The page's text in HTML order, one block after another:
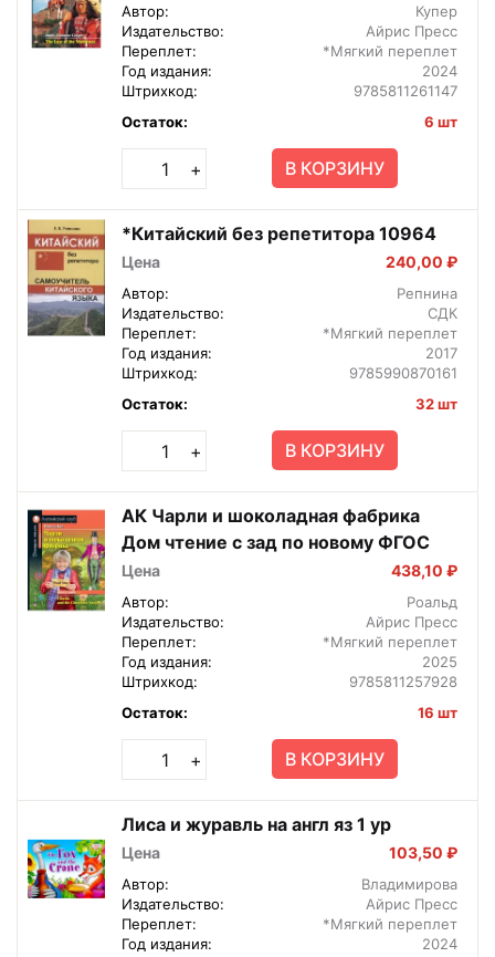
Автор:
Купер
Издательство:
Айрис Пресс
Переплет:
*Мягкий переплет
Год издания:
2024
Штрихкод:
9785811261147
Остаток:
6 шт
+ В КОРЗИНУ
*Китайский без репетитора 10964
Цена 240,00 ₽
Автор:
Репнина
Издательство:
СДК
Переплет:
*Мягкий переплет
Год издания:
2017
Штрихкод:
9785990870161
Остаток:
32 шт
+ В КОРЗИНУ
АК Чарли и шоколадная фабрика
Дом чтение с зад по новому ФГОС
Цена 438,10 ₽
Автор:
Роальд
Издательство:
Айрис Пресс
Переплет:
*Мягкий переплет
Год издания:
2025
Штрихкод:
9785811257928
Остаток:
16 шт
+ В КОРЗИНУ
Лиса и журавль на англ яз 1 ур
Цена 103,50 ₽
Автор:
Владимирова
Издательство:
Айрис Пресс
Переплет:
*Мягкий переплет
Год издания:
2024